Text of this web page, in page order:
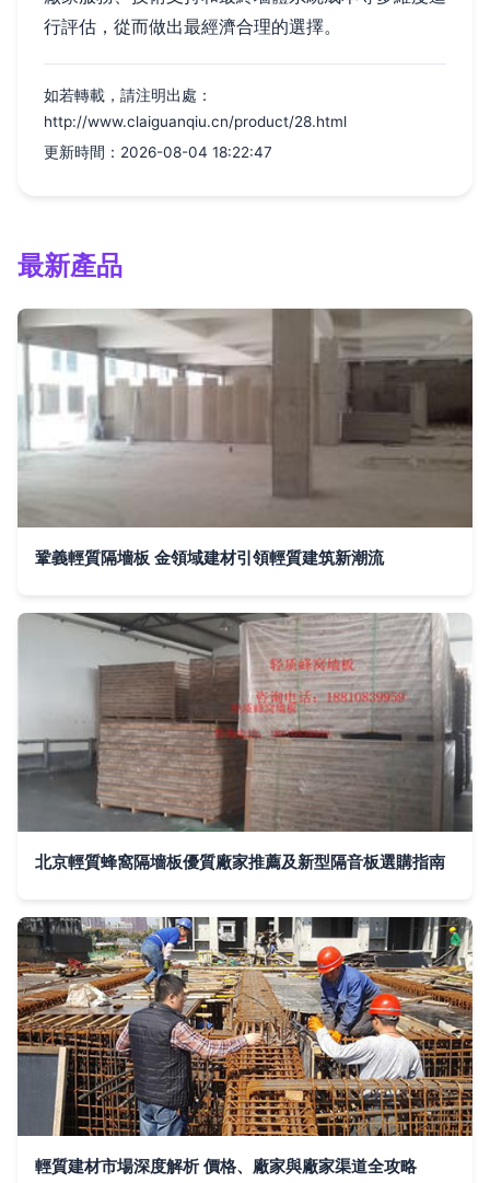
行評估，從而做出最經濟合理的選擇。
如若轉載，請注明出處：
http://www.claiguanqiu.cn/product/28.html
更新時間：2026-08-04 18:22:47
最新產品
鞏義輕質隔墻板 金領域建材引領輕質建筑新潮流
北京輕質蜂窩隔墻板優質廠家推薦及新型隔音板選購指南
輕質建材市場深度解析 價格、廠家與廠家渠道全攻略